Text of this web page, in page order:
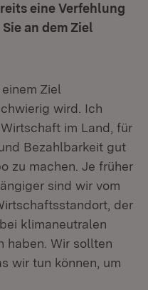
eine Verfehlung
an dem Ziel
Ziel
wird. Ich
im Land, für
Bezahlbarkeit gut
zu machen. Je früher
sind wir vom
der
klimaneutralen
haben. Wir sollten
wir tun können, um